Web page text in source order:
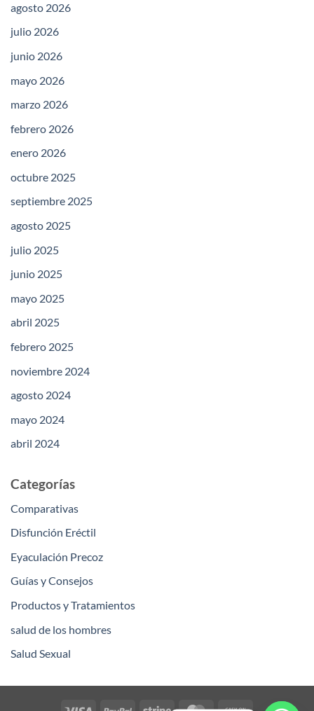
agosto 2026
julio 2026
junio 2026
mayo 2026
marzo 2026
febrero 2026
enero 2026
octubre 2025
septiembre 2025
agosto 2025
julio 2025
junio 2025
mayo 2025
abril 2025
febrero 2025
noviembre 2024
agosto 2024
mayo 2024
abril 2024
Categorías
Comparativas
Disfunción Eréctil
Eyaculación Precoz
Guías y Consejos
Productos y Tratamientos
salud de los hombres
Salud Sexual